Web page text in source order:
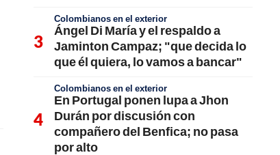
Colombianos en el exterior
Ángel Di María y el respaldo a
Jaminton Campaz; "que decida lo
que él quiera, lo vamos a bancar"
Colombianos en el exterior
En Portugal ponen lupa a Jhon
Durán por discusión con
compañero del Benfica; no pasa
por alto